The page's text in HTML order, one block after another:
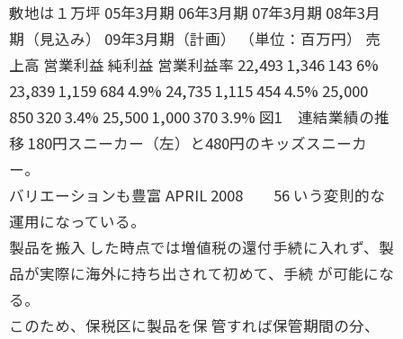
敷地は１万坪 05年3月期 06年3月期 07年3月期 08年3月
期（見込み） 09年3月期（計画） （単位：百万円） 売
上高 営業利益 純利益 営業利益率 22,493 1,346 143 6%
23,839 1,159 684 4.9% 24,735 1,115 454 4.5% 25,000
850 320 3.4% 25,500 1,000 370 3.9% 図1 連結業績の推
移 180円スニーカー（左）と480円のキッズスニーカ
ー。
バリエーションも豊富 APRIL 2008 56 いう変則的な
運用になっている。
製品を搬入 した時点では増値税の還付手続に入れず、製
品が実際に海外に持ち出されて初めて、手続 が可能にな
る。
このため、保税区に製品を保 管すれば保管期間の分、